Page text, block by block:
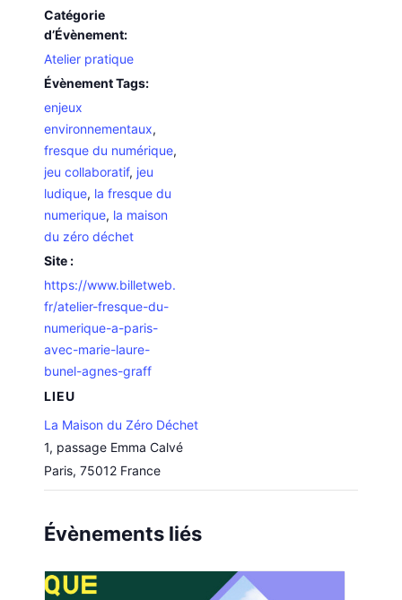
Catégorie
d’Évènement:
Atelier pratique
Évènement Tags:
enjeux
environnementaux,
fresque du numérique,
jeu collaboratif, jeu
ludique, la fresque du
numerique, la maison
du zéro déchet
Site :
https://www.billetweb.
fr/atelier-fresque-du-
numerique-a-paris-
avec-marie-laure-
bunel-agnes-graff
LIEU
La Maison du Zéro Déchet
1, passage Emma Calvé
Paris, 75012 France
Évènements liés